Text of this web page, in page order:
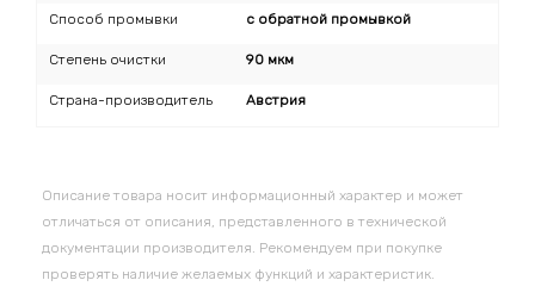
Способ промывки с обратной промывкой
Степень очистки 90 мкм
Страна-производитель Австрия
Описание товара носит информационный характер и может
отличаться от описания, представленного в технической
документации производителя. Рекомендуем при покупке
проверять наличие желаемых функций и характеристик.